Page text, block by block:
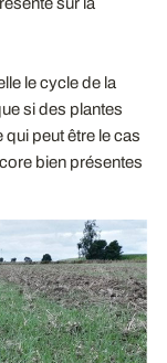
le cycle de la
si des plantes
peut être le cas
bien présentes